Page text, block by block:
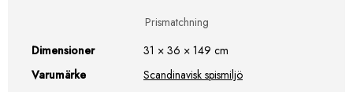
Prismatchning
Dimensioner
31 × 36 × 149 cm
Varumärke
Scandinavisk spismiljö